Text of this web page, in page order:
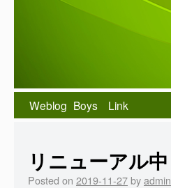
Weblog Boys Link
リニューアル中
Posted on 2019-11-27byadmin